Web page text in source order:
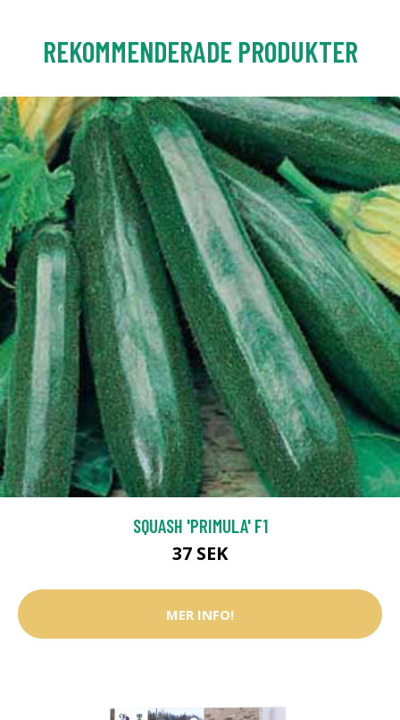
REKOMMENDERADE PRODUKTER
SQUASH 'PRIMULA' F1
37 SEK
MER INFO!